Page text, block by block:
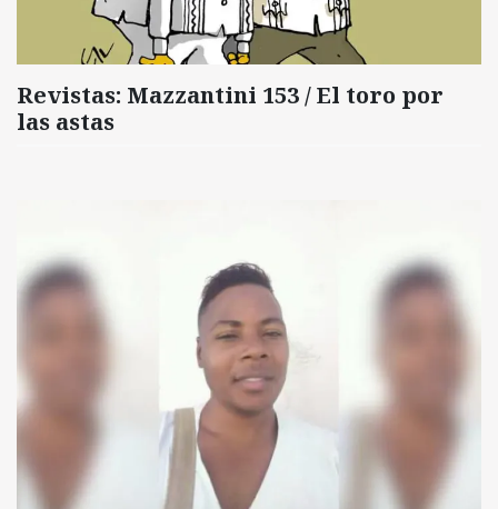
Revistas: Mazzantini 153 / El toro por
las astas